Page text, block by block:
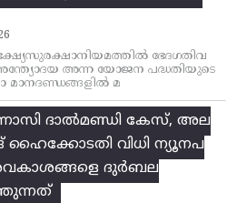
ഭേദഗതിവ
അന്ന യോജന പദ്ധതിയുടെ
മാനദണ്ഡങ്ങളിൽ മ
ദാൽമണ്ഡി കേസ്, അല
ഹൈക്കോടതി വിധി ന്യൂനപ
ദുർബല